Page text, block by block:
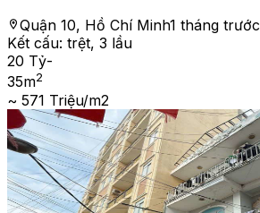
Quận 10, Hồ Chí Minh1 tháng trước
Kết cấu: trệt, 3 lầu
20 Tỷ-
35m2
~ 571 Triệu/m2